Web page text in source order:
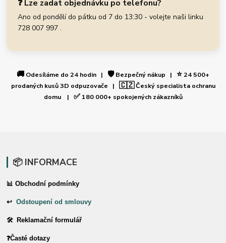
❓ Lze zadat objednávku po telefonu?
Ano od pondělí do pátku od 7 do 13:30 - volejte naši linku
728 007 997 .
🚚 Odesíláme do 24 hodin | 🛡️Bezpečný nákup | ⭐24 500+
prodaných kusů 3D odpuzovače | 🇨🇿Český specialista ochranu
domu | ✅180 000+ spokojených zákazníků
📦 INFORMACE
📊 Obchodní podmínky
↩Odstoupení od smlouvy
🛠 Reklamační formulář
❓Časté dotazy